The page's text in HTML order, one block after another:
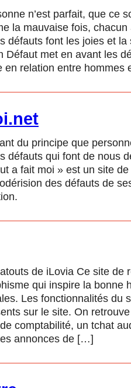
n’est parfait, que ce
la mauvaise fois,
défauts font les joies et
Défaut met en avant les
en relation entre hommes
du principe que
défauts qui font de nous
a fait moi » est un site
des défauts de
de iLovia Ce site de
qui inspire la bonne
Les fonctionnalités du
sur le site. On
comptabilité, un tchat
annonces de […]